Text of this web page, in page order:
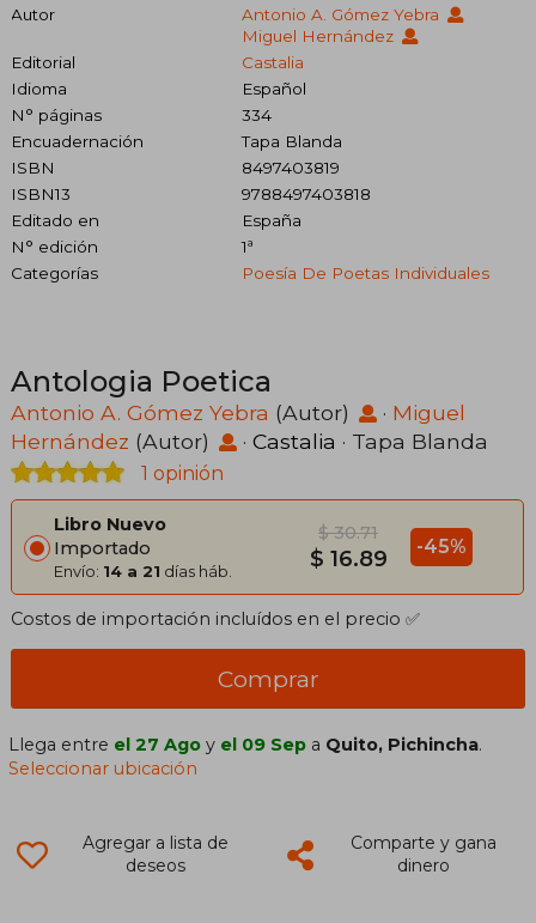
Autor
Antonio A. Gómez Yebra
Miguel Hernández
Editorial
Castalia
Idioma
Español
N° páginas
334
Encuadernación
Tapa Blanda
ISBN
8497403819
ISBN13
9788497403818
Editado en
España
N° edición
1ª
Categorías
Poesía De Poetas Individuales
Antologia Poetica
Antonio A. Gómez Yebra (Autor) · Miguel
Hernández (Autor) · Castalia · Tapa Blanda
1 opinión
Libro Nuevo
Importado
Envío: 14 a 21 días háb.
$ 30.71
$ 16.89 -45%
Costos de importación incluídos en el precio ✅
Comprar
Llega entre el 27 Ago y el 09 Sep a Quito, Pichincha.
Seleccionar ubicación
Agregar a lista de
deseos
Comparte y gana
dinero